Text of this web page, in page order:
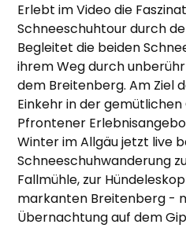
Erlebt im Video die
Schneeschuhtour durch
Begleitet die beiden
ihrem Weg durch
dem Breitenberg. Am Ziel
Einkehr in der
Pfrontener
Winter im Allgäu jetzt live
Schneeschuhwanderung
Fallmühle, zur
markanten Breitenberg -
Übernachtung auf dem